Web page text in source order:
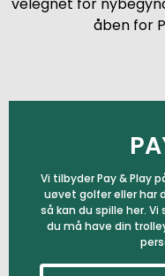
velegnet for
åben for
Vi tilbyder Pay & Play
uøvet golfer eller har
så kan du spille her.
du må have din